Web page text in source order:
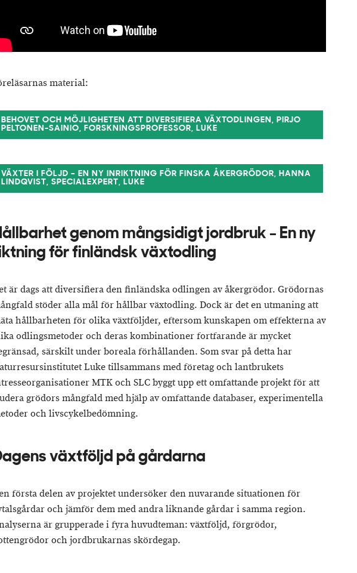
material:
BEHOVET OCH MÖJLIGHETEN ATT DIVERSIFIERA VÄXTODLINGEN, PIRJO
PELTONEN-SAINIO, FORSKNINGSPROFESSOR, LUKE
VÄXTER I FÖLJD – EN NY INRIKTNING FÖR FINSKA ÅKERGRÖDOR, HANNA
LINDQVIST, SPECIALEXPERT, LUKE
genom mångsidigt jordbruk - En ny
för finländsk växtodling
är dags att diversifiera den finländska odlingen av åkergrödor. Grödornas
stöder alla mål för hållbar växtodling. Dock är det en utmaning att
hållbarheten för olika växtföljder, eftersom kunskapen om effekterna av
odlingsmetoder och deras kombinationer fortfarande är mycket
särskilt under boreala förhållanden. Som svar på detta har
Luke tillsammans med företag och lantbrukets
MTK och SLC byggt upp ett omfattande projekt för att
grödors mångfald med hjälp av omfattande databaser, experimentella
och livscykelbedömning.
växtföljd på gårdarna
första delen av projektet undersöker den nuvarande situationen för
och jämför dem med andra liknande gårdar i samma region.
är grupperade i fyra huvudteman: växtföljd, förgrödor,
och jordbrukarnas skördegap.